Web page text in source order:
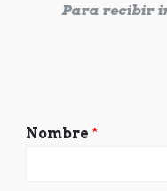
Para recibir
Nombre *